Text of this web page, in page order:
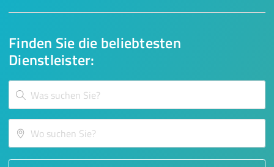
Finden Sie die beliebtesten
Dienstleister: